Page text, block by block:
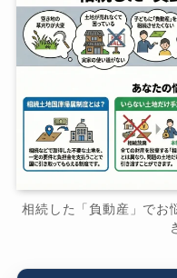
相続した「負動産」でお